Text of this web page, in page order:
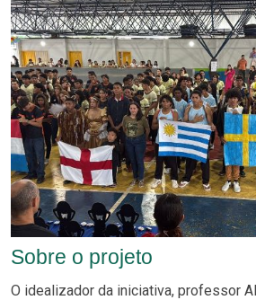
Sobre o projeto
O idealizador da iniciativa, professor